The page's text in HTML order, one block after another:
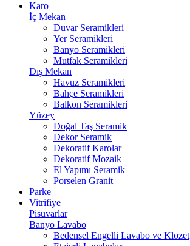
Karo
İç Mekan
Duvar Seramikleri
Yer Seramikleri
Banyo Seramikleri
Mutfak Seramikleri
Dış Mekan
Havuz Seramikleri
Bahçe Seramikleri
Balkon Seramikleri
Yüzey
Doğal Taş Seramik
Dekor Seramik
Dekoratif Karolar
Dekoratif Mozaik
El Yapımı Seramik
Porselen Granit
Parke
Vitrifiye
Pisuvarlar
Banyo Lavabo
Bedensel Engelli Lavabo ve Klozet